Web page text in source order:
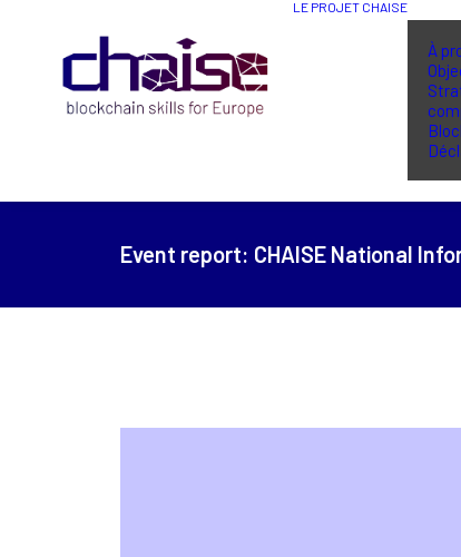
LE PROJET CHAISE
À
Event report: CHAISE National